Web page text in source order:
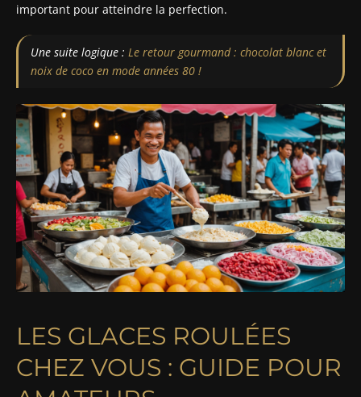
important pour atteindre la perfection.
Une suite logique : Le retour gourmand : chocolat blanc et
noix de coco en mode années 80 !
LES GLACES ROULÉES
CHEZ VOUS : GUIDE POUR